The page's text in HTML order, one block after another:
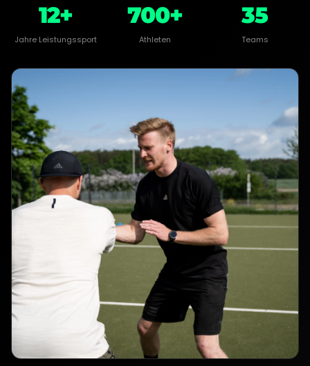
12+
Jahre Leistungssport
700+
Athleten
35
Teams